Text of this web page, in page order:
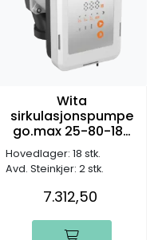
Wita
sirkulasjonspumpe
go.max 25-80-180
PWM, DN25, G1 1/2",
8,0m (H)
Hovedlager: 18 stk.
Avd. Steinkjer: 2 stk.
7.312,50